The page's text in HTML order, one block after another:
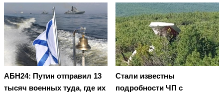
АБН24: Путин отправил 13
тысяч военных туда, где их
Стали известны
подробности ЧП с